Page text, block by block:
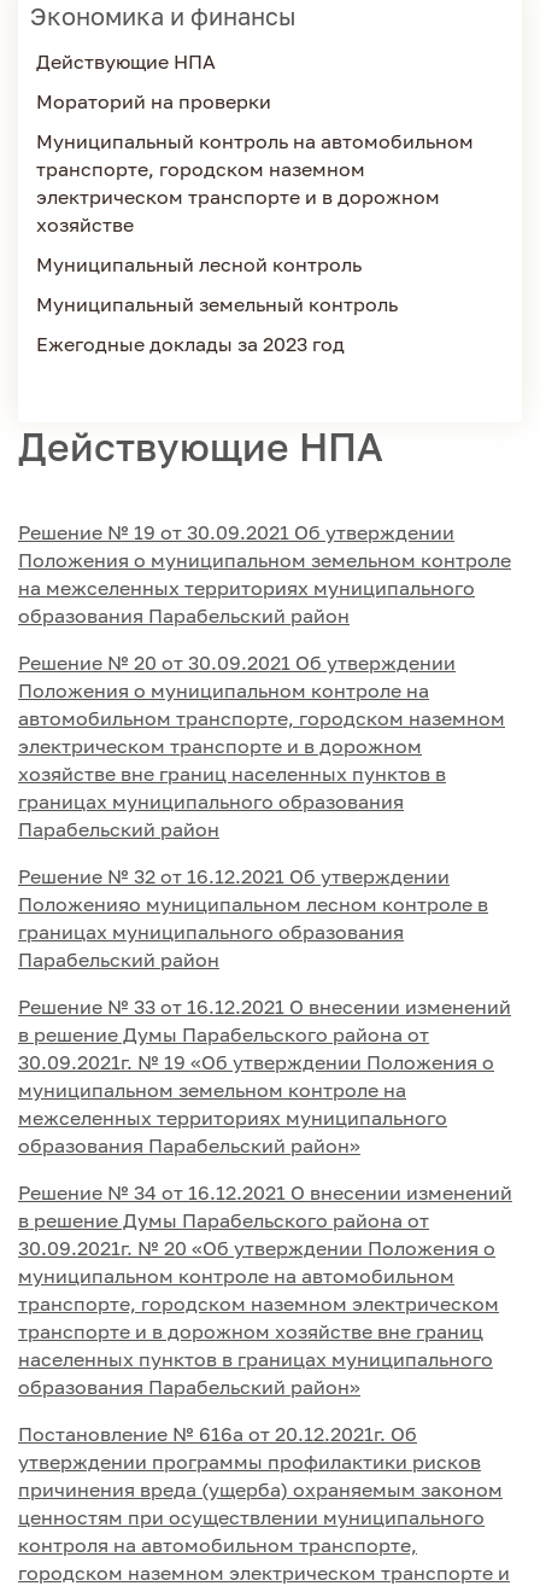
Экономика и финансы
Действующие НПА
Мораторий на проверки
Муниципальный контроль на автомобильном
транспорте, городском наземном
электрическом транспорте и в дорожном
хозяйстве
Муниципальный лесной контроль
Муниципальный земельный контроль
Ежегодные доклады за 2023 год
Действующие НПА
Решение № 19 от 30.09.2021 Об утверждении
Положения о муниципальном земельном контроле
на межселенных территориях муниципального
образования Парабельский район
Решение № 20 от 30.09.2021 Об утверждении
Положения о муниципальном контроле на
автомобильном транспорте, городском наземном
электрическом транспорте и в дорожном
хозяйстве вне границ населенных пунктов в
границах муниципального образования
Парабельский район
Решение № 32 от 16.12.2021 Об утверждении
Положенияо муниципальном лесном контроле в
границах муниципального образования
Парабельский район
Решение № 33 от 16.12.2021 О внесении изменений
в решение Думы Парабельского района от
30.09.2021г. № 19 «Об утверждении Положения о
муниципальном земельном контроле на
межселенных территориях муниципального
образования Парабельский район»
Решение № 34 от 16.12.2021 О внесении изменений
в решение Думы Парабельского района от
30.09.2021г. № 20 «Об утверждении Положения о
муниципальном контроле на автомобильном
транспорте, городском наземном электрическом
транспорте и в дорожном хозяйстве вне границ
населенных пунктов в границах муниципального
образования Парабельский район»
Постановление № 616а от 20.12.2021г. Об
утверждении программы профилактики рисков
причинения вреда (ущерба) охраняемым законом
ценностям при осуществлении муниципального
контроля на автомобильном транспорте,
городском наземном электрическом транспорте и